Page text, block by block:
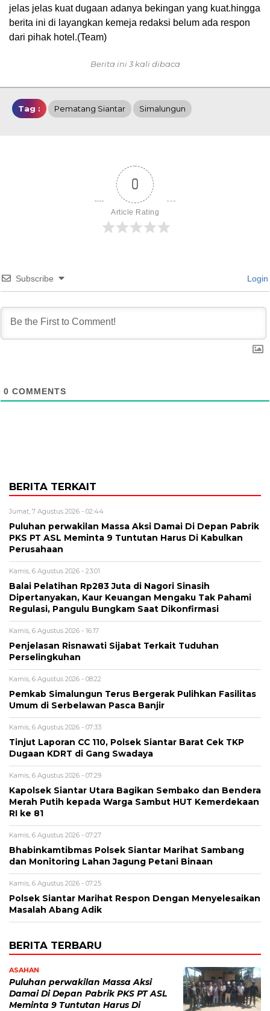
jelas jelas kuat dugaan adanya bekingan yang kuat.hingga
berita ini di layangkan kemeja redaksi belum ada respon
dari pihak hotel.(Team)
Berita ini 3 kali dibaca
Tag : Pematang Siantar Simalungun
0
Article Rating
Subscribe Login
0 COMMENTS
BERITA TERKAIT
Jumat, 7 Agustus 2026 - 02:44
Puluhan perwakilan Massa Aksi Damai Di Depan Pabrik
PKS PT ASL Meminta 9 Tuntutan Harus Di Kabulkan
Perusahaan
Kamis, 6 Agustus 2026 - 23:01
Balai Pelatihan Rp283 Juta di Nagori Sinasih
Dipertanyakan, Kaur Keuangan Mengaku Tak Pahami
Regulasi, Pangulu Bungkam Saat Dikonfirmasi
Kamis, 6 Agustus 2026 - 16:17
Penjelasan Risnawati Sijabat Terkait Tuduhan
Perselingkuhan
Kamis, 6 Agustus 2026 - 08:22
Pemkab Simalungun Terus Bergerak Pulihkan Fasilitas
Umum di Serbelawan Pasca Banjir
Kamis, 6 Agustus 2026 - 07:33
Tinjut Laporan CC 110, Polsek Siantar Barat Cek TKP
Dugaan KDRT di Gang Swadaya
Kamis, 6 Agustus 2026 - 07:29
Kapolsek Siantar Utara Bagikan Sembako dan Bendera
Merah Putih kepada Warga Sambut HUT Kemerdekaan
RI ke 81
Kamis, 6 Agustus 2026 - 07:27
Bhabinkamtibmas Polsek Siantar Marihat Sambang
dan Monitoring Lahan Jagung Petani Binaan
Kamis, 6 Agustus 2026 - 07:25
Polsek Siantar Marihat Respon Dengan Menyelesaikan
Masalah Abang Adik
BERITA TERBARU
ASAHAN
Puluhan perwakilan Massa Aksi
Damai Di Depan Pabrik PKS PT ASL
Meminta 9 Tuntutan Harus Di